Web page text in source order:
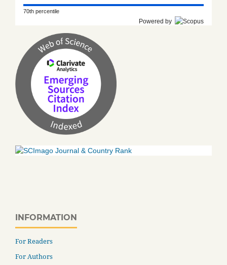
70th percentile
Powered by
INFORMATION
For Readers
For Authors